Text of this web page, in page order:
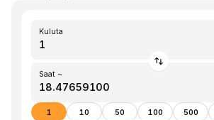
Kuluta
Saat ~
1 10 50 100 500